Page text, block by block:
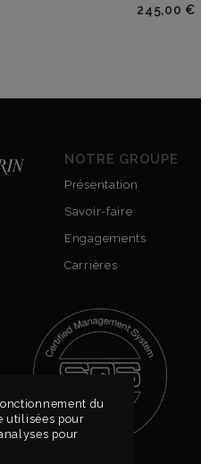
du
utilisées pour
pour
Prix
245,00 €
NOTRE GROUPE
Présentation
Savoir-faire
Engagements
Carrières